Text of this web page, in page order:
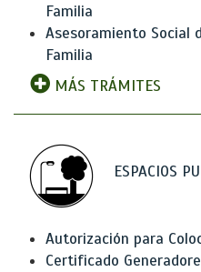
Familia
Asesoramiento Social
Familia
MÁS TRÁMITES
ESPACIOS
Autorización para
Certificado